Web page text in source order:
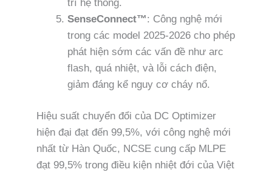
trì hệ thống.
SenseConnect™: Công nghệ mới
trong các model 2025-2026 cho phép
phát hiện sớm các vấn đề như arc
flash, quá nhiệt, và lỗi cách điện,
giảm đáng kể nguy cơ cháy nổ.
Hiệu suất chuyển đổi của DC Optimizer
hiện đại đạt đến 99,5%, với công nghệ mới
nhất từ Hàn Quốc, NCSE cung cấp MLPE
đạt 99,5% trong điều kiện nhiệt đới của Việt